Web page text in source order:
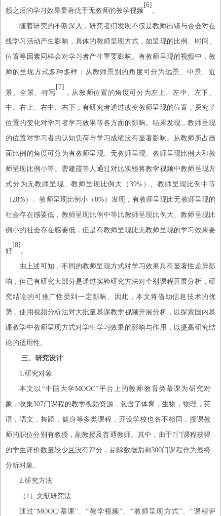
频之后的学习效果显著优于无教师的教学视频
[6]
。
随着研究的不断深入，研究者们发现不仅是教师出镜与否会对在
线学习活动产生影响，具体的教师呈现方式，如呈现的比例、时间、
位置等因素同样会对学习者产生重要影响。有教师呈现的视频中，教
师的呈现方式多种多样：从教师景别的角度可分为远景、中景、近
景、全景、特写
[7]
，从教师位置的角度可分为左上、左中、左下、
中、右上、右中、右下，有研究者通过改变教师呈现的位置，探究了
位置的变化对学习者学习效果等各方面的影响。结果发现，教师呈现
的位置对学习者的认知负荷与学习成绩没有显著影响。从教师所占画
面比例的角度可分为有教师呈现、无教师呈现、教师呈现比例大和教
师呈现比例小等。曹建霞等人通过对比实验将教学视频中教师呈现方
式分为无教师呈现、教师呈现比例大（ 39%）、教师呈现比例中等
（28%）、教师呈现比例小（8%）发现，有教师呈现比无教师呈现的
社会存在感要低，教师呈现比例中等比教师呈现比例大、教师呈现比
例小的社会存在感要低，但是有教师呈现比无教师呈现的学习效果要
好
[8]
。
由上述可知，不同的教师呈现方式对学习效果具有显著性差异影
响，但已有研究大部分是通过实验研究方法对个别课程开展分析，研
究结论的可推广性受到一定影响。因此，本文将借助信息技术的优
势，使用视频分析法对大批量慕课教学视频开展分析，以探索国内慕
课教学中教师呈现方式对学生学习效果的影响与作用，以提高研究结
论的适用性。
三、 研究设计
1.研究对象
本文以 “中国大学MOOC”平台上的教师教育类慕课为研究对
象，收集307门课程的教学视频资源，包含了体育，生物，物理，英
语，语文，舞蹈，健身等多类课程，开设学校也各不相同，授课教
师的职位分别有教授，副教授及普通教师。其中，由于7门课程获得
的学生评价数量较少且没有评分，剔除数据后剩300门课程作为最终
分析对象。
2.研究方法
（ 1 ） 文献研究法
通过“MOOC/慕课”、“教学视频”、“教师呈现方式”、“课程评